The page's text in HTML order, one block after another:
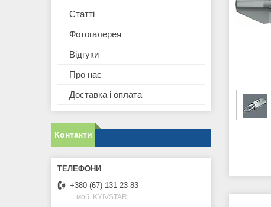
Статті
Фотогалерея
Відгуки
Про нас
Доставка і оплата
Контакти
+380 (67) 131-23-83
моб. KYIVSTAR